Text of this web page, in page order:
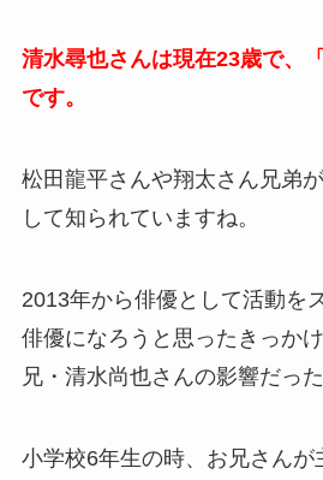
清水尋也さんは現在23歳で、
です。
松田龍平さんや翔太さん兄弟
して知られていますね。
2013年から俳優として活動を
俳優になろうと思ったきっか
兄・清水尚也さんの影響だった
小学校6年生の時、お兄さんが